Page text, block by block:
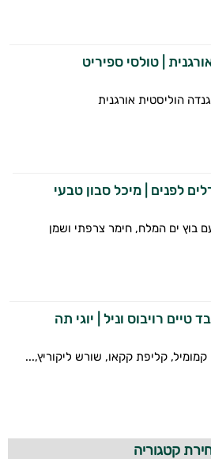
| טולסי ספיריט
הוליסטית אורגנית
לפנים | מיכל סבון טבעי
עם בוץ ים המלח, חימר צרפתי ושמן
טיים רויבוס וניל | יוגי תה
קמומיל, קליפת קקאו, שורש ליקוריץ,...
קטגוריה